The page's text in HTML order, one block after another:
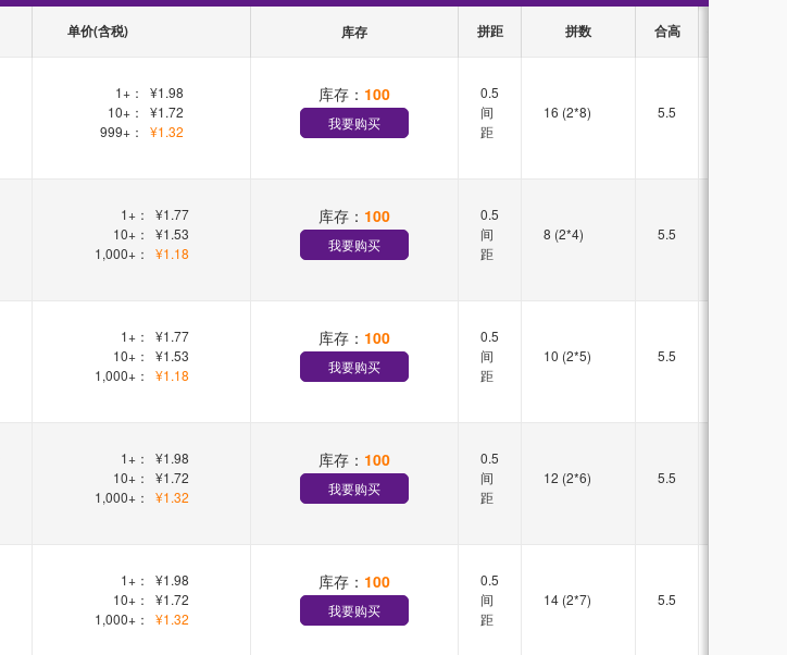
单价(含税) 库存 拼距 拼数 合高
1+：
¥1.98
10+：
¥1.72
999+：
¥1.32
库存： 100
我要购买
0.5
间
距
16 (2*8) 5.5
1+：
¥1.77
10+：
¥1.53
1,000+：
¥1.18
库存： 100
我要购买
0.5
间
距
8 (2*4) 5.5
1+：
¥1.77
10+：
¥1.53
1,000+：
¥1.18
库存： 100
我要购买
0.5
间
距
10 (2*5) 5.5
1+：
¥1.98
10+：
¥1.72
1,000+：
¥1.32
库存： 100
我要购买
0.5
间
距
12 (2*6) 5.5
1+：
¥1.98
10+：
¥1.72
1,000+：
¥1.32
库存： 100
我要购买
0.5
间
距
14 (2*7) 5.5